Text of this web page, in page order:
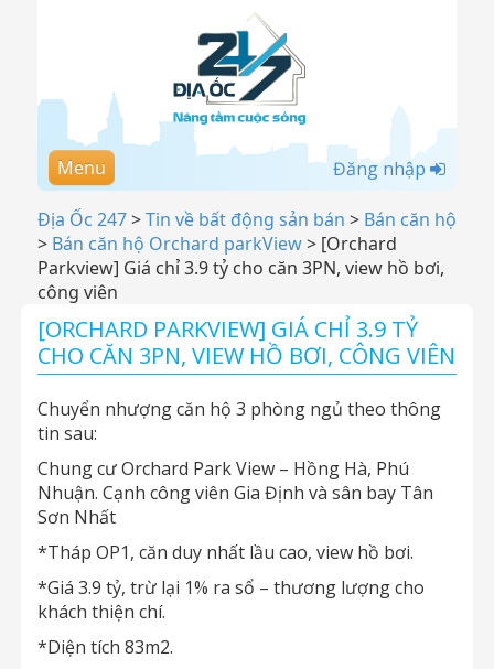
Menu Đăng nhập
Địa Ốc 247>Tin về bất động sản bán > Bán căn hộ
> Bán căn hộ Orchard parkView> [Orchard
Parkview] Giá chỉ 3.9 tỷ cho căn 3PN, view hồ bơi,
công viên
[ORCHARD PARKVIEW] GIÁ CHỈ 3.9 TỶ
CHO CĂN 3PN, VIEW HỒ BƠI, CÔNG VIÊN
Chuyển nhượng căn hộ 3 phòng ngủ theo thông
tin sau:
Chung cư Orchard Park View – Hồng Hà, Phú
Nhuận. Cạnh công viên Gia Định và sân bay Tân
Sơn Nhất
*Tháp OP1, căn duy nhất lầu cao, view hồ bơi.
*Giá 3.9 tỷ, trừ lại 1% ra sổ – thương lượng cho
khách thiện chí.
*Diện tích 83m2.